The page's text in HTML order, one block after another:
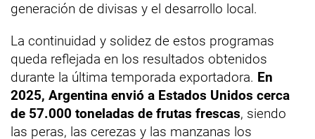
generación de divisas y el desarrollo local.
La continuidad y solidez de estos programas
queda reflejada en los resultados obtenidos
durante la última temporada exportadora. En
2025, Argentina envió a Estados Unidos cerca
de 57.000 toneladas de frutas frescas, siendo
las peras, las cerezas y las manzanas los